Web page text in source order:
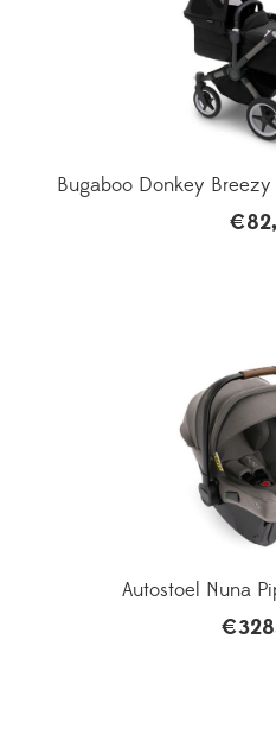
Bugaboo Donkey
€
Autostoel Nuna
€